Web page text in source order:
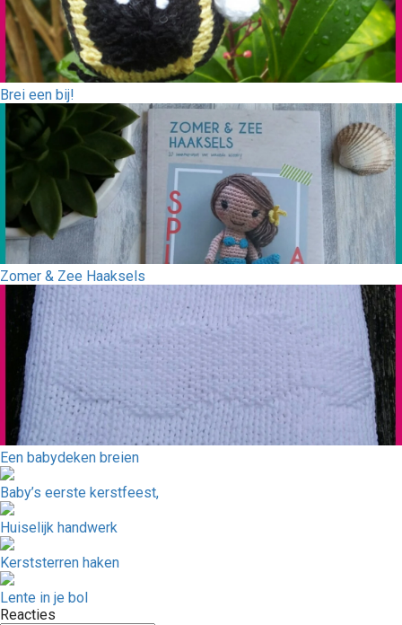
Brei een bij!
Zomer & Zee Haaksels
Een babydeken breien
Baby’s eerste kerstfeest,
Huiselijk handwerk
Kerststerren haken
Lente in je bol
Reacties